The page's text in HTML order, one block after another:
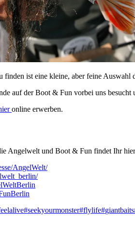
finden ist eine kleine, aber feine Auswahl
auf der Boot & Fun vorbei uns
online erwerben.
Angelwelt und Boot & Fun findet Ihr
AngelWelt/
#seekyourmonster#flylife#giantbaits